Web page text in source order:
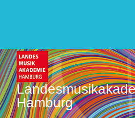
Hamburg